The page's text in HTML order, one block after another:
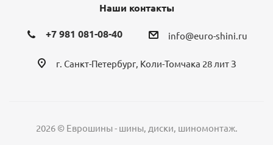
Наши контакты
+7 981 081-08-40 info@euro-shini.ru
г. Санкт-Петербург, Коли-Томчака 28 лит З
2026 © Еврошины - шины, диски, шиномонтаж.